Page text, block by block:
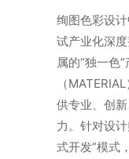
绚图色彩设
试产业化深
属的“独一色
（
供专业、创
力。针对设
式开发”模式